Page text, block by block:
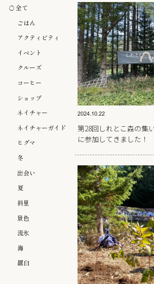
全て
ごはん
アクティビティ
イベント
クルーズ
コーヒー
ショップ
ネイチャー
ネイチャーガイド
ヒグマ
冬
出会い
夏
斜里
景色
流氷
海
羅臼
2024.10.22
第28回しれとこ森の集
に参加してきました！